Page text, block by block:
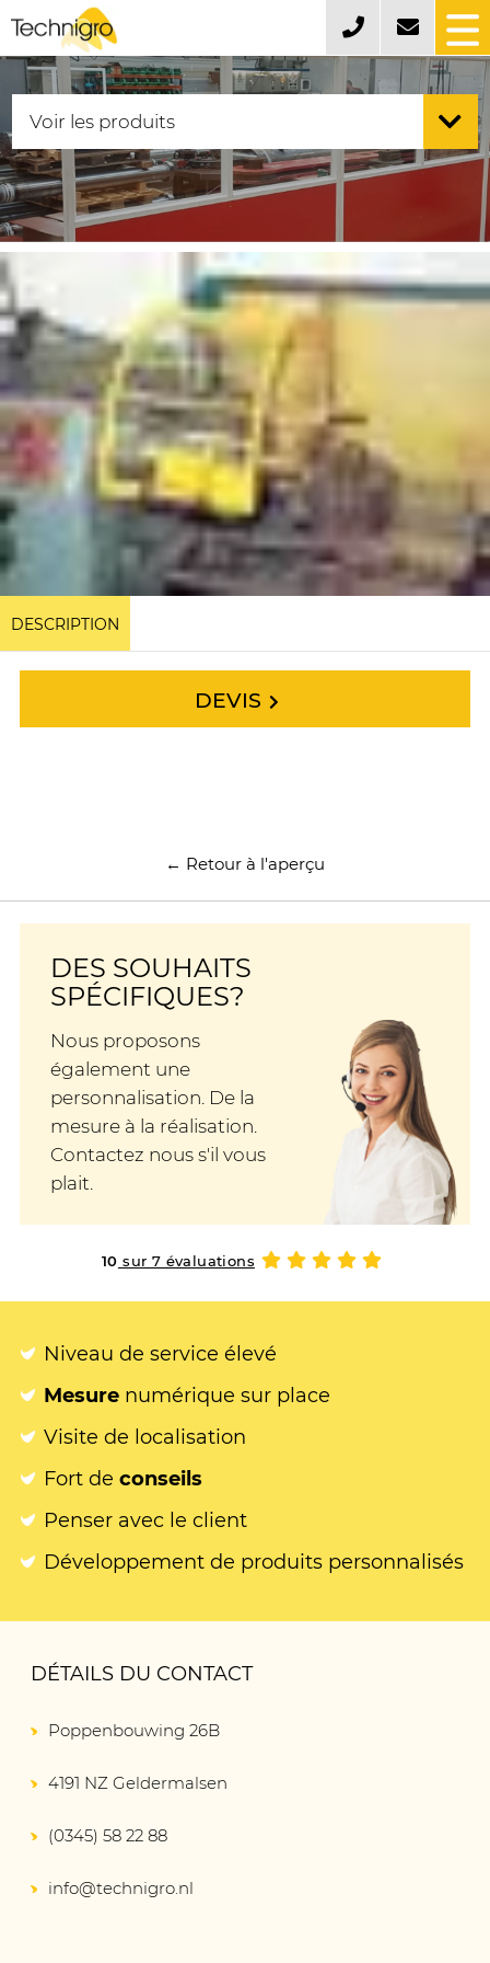
DESCRIPTION
DEVIS
← Retour à l'aperçu
DES SOUHAITS
SPÉCIFIQUES?
Nous proposons
également une
personnalisation. De la
mesure à la réalisation.
Contactez nous s'il vous
plait.
10 sur 7 évaluations
Niveau de service élevé
Mesure numérique sur place
Visite de localisation
Fort de conseils
Penser avec le client
Développement de produits personnalisés
DÉTAILS DU CONTACT
Poppenbouwing 26B
4191 NZ Geldermalsen
(0345) 58 22 88
info@technigro.nl